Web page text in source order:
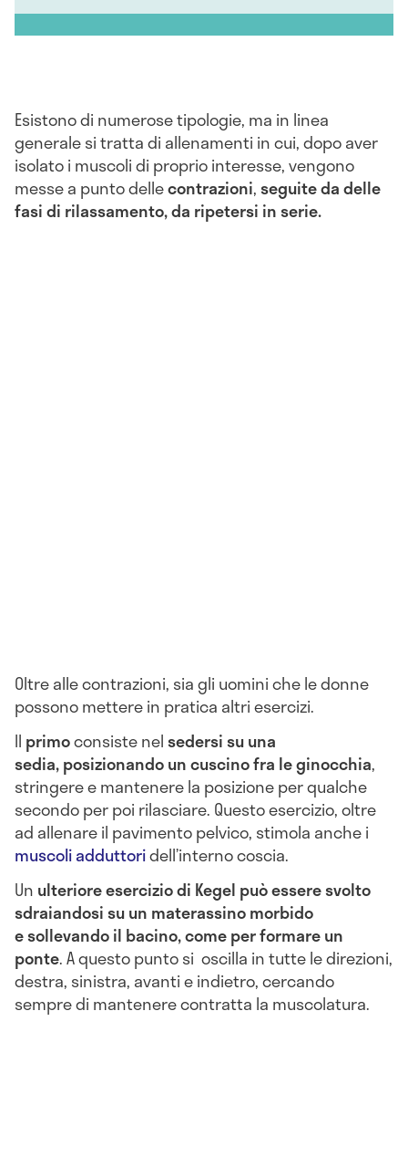
Esistono di numerose tipologie, ma in linea
generale si tratta di allenamenti in cui, dopo aver
isolato i muscoli di proprio interesse, vengono
messe a punto dellecontrazioni,seguite da delle
fasi di rilassamento, da ripetersi in serie.
Oltre alle contrazioni, sia gli uomini che le donne
possono mettere in pratica altri esercizi.
Il primoconsiste nelsedersi su una
sedia,posizionando un cuscino fra le ginocchia,
stringere e mantenere la posizione per qualche
secondo per poi rilasciare. Questo esercizio, oltre
ad allenare il pavimento pelvico, stimola anche i
muscoli adduttoridell’interno coscia.
Un ulteriore esercizio di Kegel può essere svolto
sdraiandosi su un materassino morbido
esollevando il bacino, come per formare un
ponte. A questo punto si oscilla in tutte le direzioni,
destra, sinistra, avanti e indietro, cercando
sempre di mantenere contratta la muscolatura.